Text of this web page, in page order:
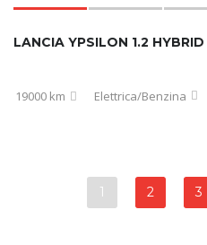
19000 km Elettrica/Benzina
1 2 3